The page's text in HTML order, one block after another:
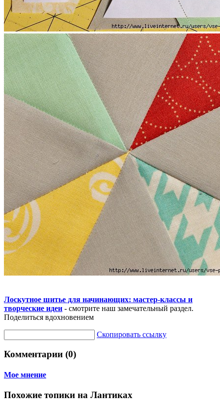
Лоскутное шитье для начинающих: мастер-классы и
творческие идеи - смотрите наш замечательный раздел.
Поделиться вдохновением
Скопировать ссылку
Комментарии (0)
Мое мнение
Похожие топики на Лантиках